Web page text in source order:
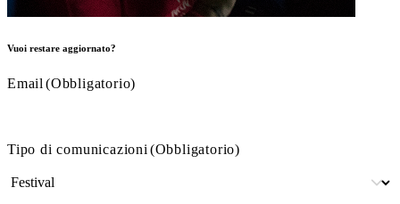
Vuoi restare aggiornato?
Email (Obbligatorio)
Tipo di comunicazioni (Obbligatorio)